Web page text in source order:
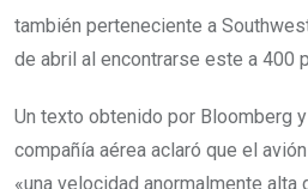
también perteneciente a
de abril al encontrarse este a 400
Un texto obtenido por Bloomberg
compañía aérea aclaró que el
«una velocidad anormalmente